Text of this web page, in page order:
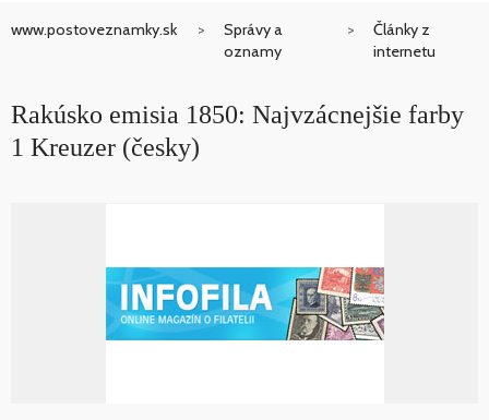
www.postoveznamky.sk
Správy a
oznamy
Články z
internetu
Rakúsko emisia 1850: Najvzácnejšie farby
1 Kreuzer (česky)